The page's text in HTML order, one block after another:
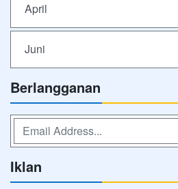
April
Juni
Berlangganan
Iklan